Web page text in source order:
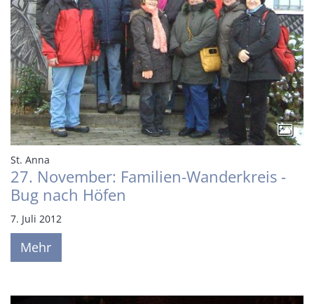
St. Anna
27. November: Familien-Wanderkreis -
Bug nach Höfen
7. Juli 2012
Mehr